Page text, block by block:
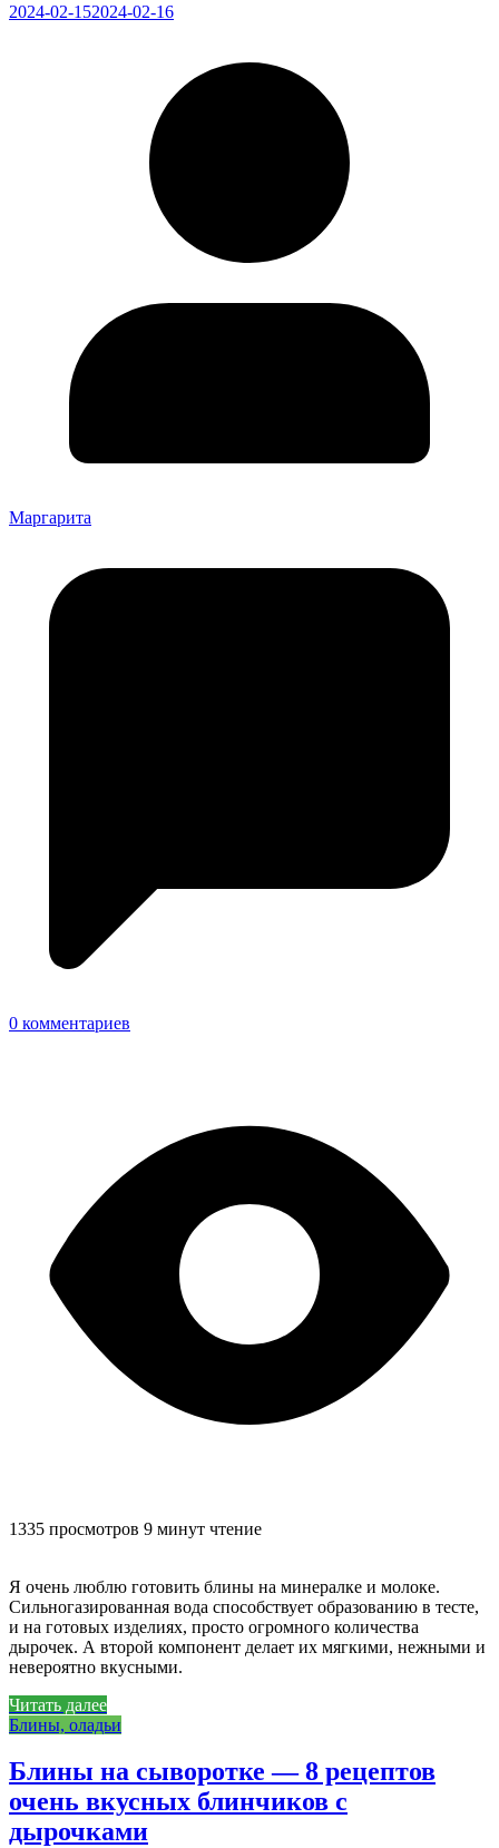
2024-02-152024-02-16
Маргарита
0 комментариев
1335 просмотров 9 минут чтение
Я очень люблю готовить блины на минералке и молоке.
Сильногазированная вода способствует образованию в тесте,
и на готовых изделиях, просто огромного количества
дырочек. А второй компонент делает их мягкими, нежными и
невероятно вкусными.
Читать далее
Блины, оладьи
Блины на сыворотке — 8 рецептов
очень вкусных блинчиков с
дырочками